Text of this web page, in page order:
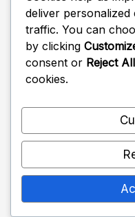
Balles de tennis de table
Contrôle
Balles de tennis de table
performance, coût
Balles de tennis de table
deliver
traffic. You can
by clicking
consent or Reject All
cookies.